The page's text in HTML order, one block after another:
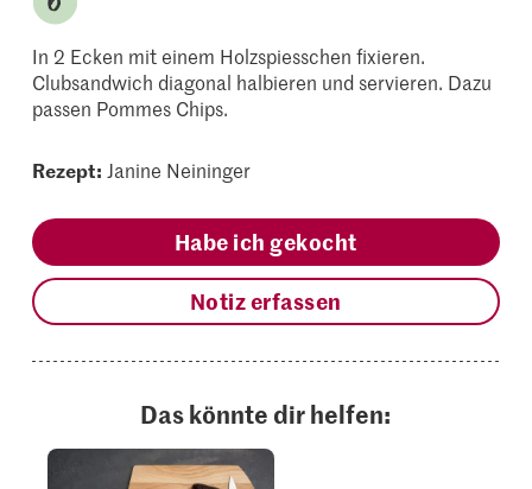
In 2 Ecken mit einem Holzspiesschen fixieren.
Clubsandwich diagonal halbieren und servieren. Dazu
passen Pommes Chips.
Rezept: Janine Neininger
Habe ich gekocht
Notiz erfassen
Das könnte dir helfen: